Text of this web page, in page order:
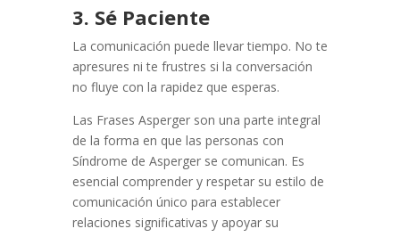
3. Sé Paciente
La comunicación puede llevar tiempo. No te
apresures ni te frustres si la conversación
no fluye con la rapidez que esperas.
Las Frases Asperger son una parte integral
de la forma en que las personas con
Síndrome de Asperger se comunican. Es
esencial comprender y respetar su estilo de
comunicación único para establecer
relaciones significativas y apoyar su